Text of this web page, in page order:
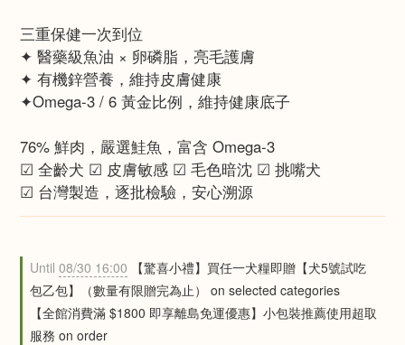
三重保健一次到位
✦ 醫藥級魚油 × 卵磷脂，亮毛護膚
✦ 有機鋅營養，維持皮膚健康
✦Omega-3 / 6 黃金比例，維持健康底子
76% 鮮肉，嚴選鮭魚，富含 Omega-3
☑ 全齡犬 ☑ 皮膚敏感 ☑ 毛色暗沈 ☑ 挑嘴犬
☑ 台灣製造，逐批檢驗，安心溯源
Until 08/30 16:00 【驚喜小禮】買任一犬糧即贈【犬5號試吃
包乙包】（數量有限贈完為止） on selected categories
【全館消費滿 $1800 即享離島免運優惠】小包裝推薦使用超取
服務 on order